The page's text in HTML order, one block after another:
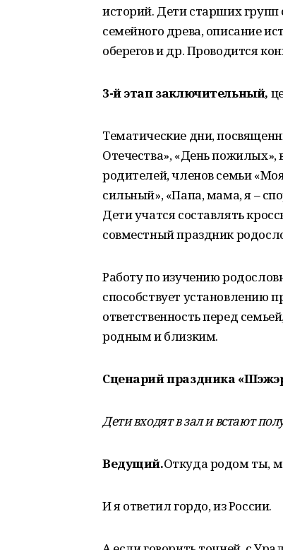
историй. Дети старших
семейного древа, описание
оберегов и др. Проводится
3-й этап заключительный,
Тематические дни,
Отечества», «День пожилых»,
родителей, членов семьи
сильный», «Папа, мама, я –
Дети учатся составлять
совместный праздник
Работу по изучению
способствует установлению
ответственность перед
родным и близким.
Сценарий праздника
Дети входят в зал и встают
Ведущий.Откуда родом ты,
И я ответил гордо, из России.